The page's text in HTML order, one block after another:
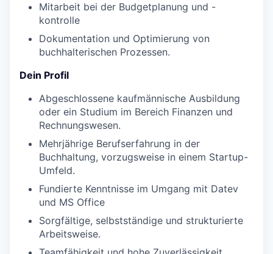
Mitarbeit bei der Budgetplanung und -
kontrolle
Dokumentation und Optimierung von
buchhalterischen Prozessen.
Dein Profil
Abgeschlossene kaufmännische Ausbildung
oder ein Studium im Bereich Finanzen und
Rechnungswesen.
Mehrjährige Berufserfahrung in der
Buchhaltung, vorzugsweise in einem Startup-
Umfeld.
Fundierte Kenntnisse im Umgang mit Datev
und MS Office
Sorgfältige, selbstständige und strukturierte
Arbeitsweise.